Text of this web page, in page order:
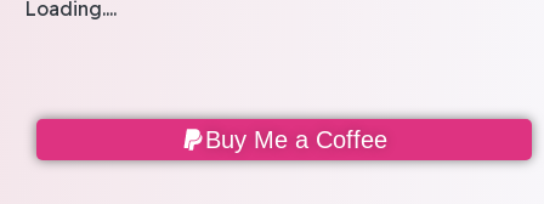
Loading....
Buy Me a Coffee